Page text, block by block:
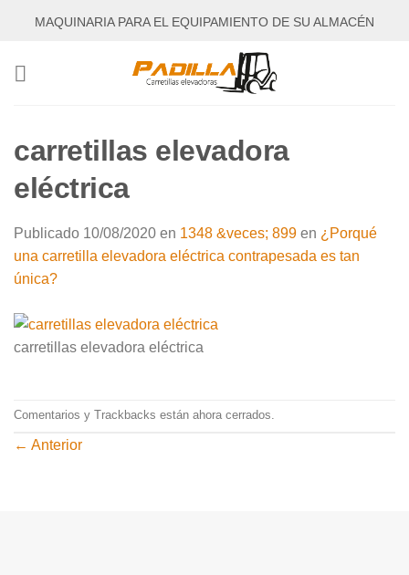
MAQUINARIA PARA EL EQUIPAMIENTO DE SU ALMACÉN
carretillas elevadora
eléctrica
Publicado 10/08/2020 en 1348 &veces; 899 en ¿Porqué
una carretilla elevadora eléctrica contrapesada es tan
única?
carretillas elevadora eléctrica
Comentarios y Trackbacks están ahora cerrados.
← Anterior